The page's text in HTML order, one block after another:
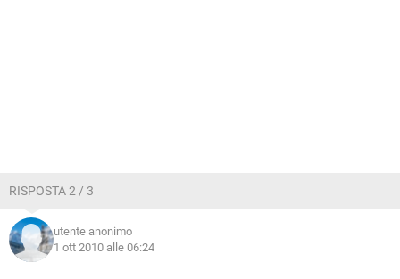
RISPOSTA 2 / 3
utente anonimo
1 ott 2010 alle 06:24